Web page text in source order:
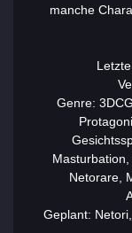
manche
Genre:
Netorare,
Geplant: